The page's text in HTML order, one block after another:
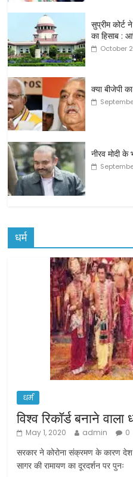
सुप्रीम
का हिसाब :
October
क्या बीजेपी
नीरव मोदी के
धर्म
धर्म
विश्व रिकॉर्ड बनाने वाला
May 1, 2020 admin 0
सरकार ने कोरोना संक्रमण के कारण देश
सागर की रामायण का दूरदर्शन पर पुनः